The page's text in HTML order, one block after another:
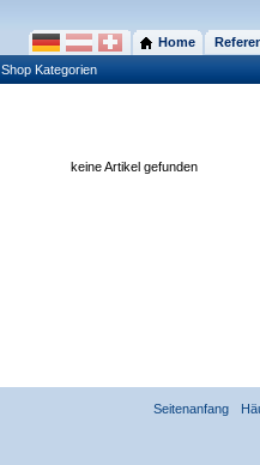
Home
Shop Kategorien
keine Artikel gefunden
Seitenanfang